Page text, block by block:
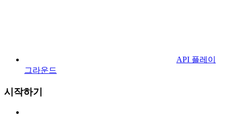
API 플레이
그라운드
시작하기